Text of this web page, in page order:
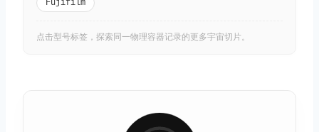
Fujifilm
点击型号标签，探索同一物理容器记录的更多宇宙切片。